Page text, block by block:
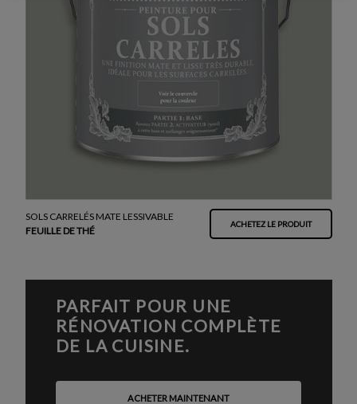
SOLS CARRELÉS MATE LESSIVABLE
FEUILLE DE THÉ
ACHETEZ LE PRODUIT
PARFAIT POUR UNE
RÉNOVATION COMPLÈTE
DE LA CUISINE.
ACHETER MAINTENANT